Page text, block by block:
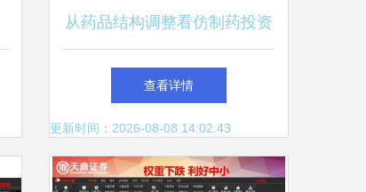
从药品结构调整看仿制药投资
的预期差
查看详情
更新时间：2026-08-08 14:02:43